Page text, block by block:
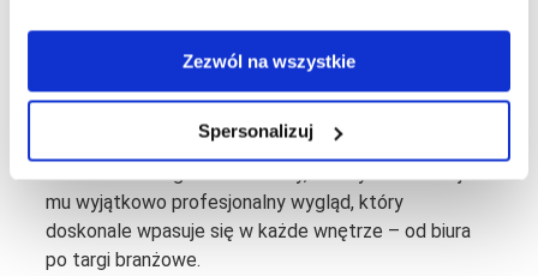
Zezwól na wszystkie
Spersonalizuj
Szukasz stylowego i praktycznego rozwiązania do
Harmo to połączenieelegancji, trwałości i
mu wyjątkowo profesjonalny wygląd, który
doskonale wpasuje się w każde wnętrze – od biura
po targi branżowe.